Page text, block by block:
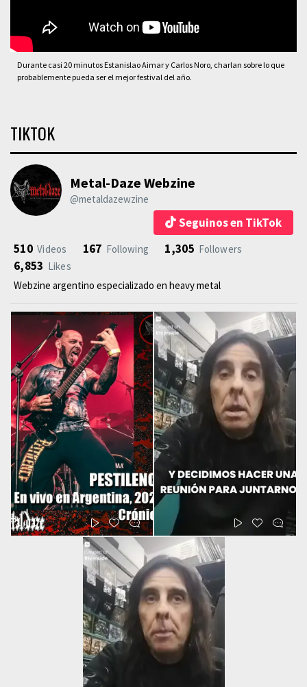
Durante casi 20 minutos Estanislao Aimar y Carlos Noro, charlan sobre lo que
probablemente pueda ser el mejor festival del año.
TIKTOK
Metal-Daze Webzine
@metaldazewzine
Seguinos en TikTok
510 Videos 167 Following 1,305 Followers
6,853 Likes
Webzine argentino especializado en heavy metal